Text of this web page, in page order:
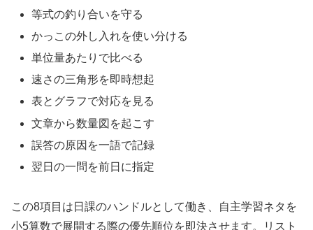
等式の釣り合いを守る
かっこの外し入れを使い分ける
単位量あたりで比べる
速さの三角形を即時想起
表とグラフで対応を見る
文章から数量図を起こす
誤答の原因を一語で記録
翌日の一問を前日に指定
この8項目は日課のハンドルとして働き、自主学習ネタを
小5算数で展開する際の優先順位を即決させます。リスト